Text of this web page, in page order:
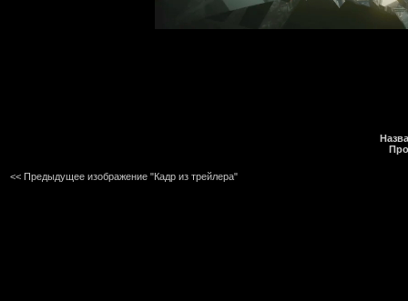
<< Предыдущее изображение "Кадр из трейлера"